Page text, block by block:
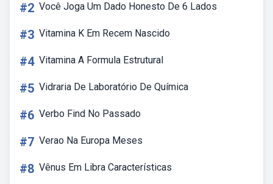
#2 Você Joga Um Dado Honesto De 6 Lados
#3 Vitamina K Em Recem Nascido
#4 Vitamina A Formula Estrutural
#5 Vidraria De Laboratório De Química
#6 Verbo Find No Passado
#7 Verao Na Europa Meses
#8 Vênus Em Libra Características